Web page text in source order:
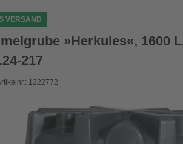
VERSAND
»Herkules«, 1600
217
1322772